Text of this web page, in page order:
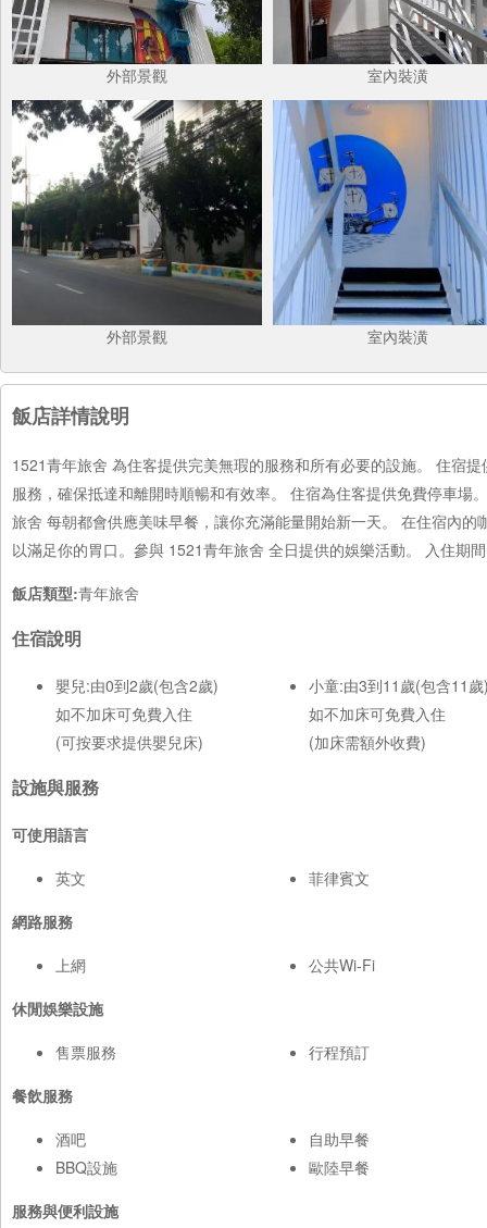
外部景觀 室內裝潢
外部景觀 室內裝潢
飯店詳情說明
1521青年旅舍 為住客提供完美無瑕的服務和所有必要的設施。 住宿
服務，確保抵達和離開時順暢和有效率。 住宿為住客提供免費停車
旅舍 每朝都會供應美味早餐，讓你充滿能量開始新一天。 在住宿內
以滿足你的胃口。參與 1521青年旅舍 全日提供的娛樂活動。 入住期
飯店類型:青年旅舍
住宿說明
嬰兒:由0到2歲(包含2歲)
如不加床可免費入住
(可按要求提供嬰兒床)
小童:由3到11歲(包含11
如不加床可免費入住
(加床需額外收費)
設施與服務
可使用語言
英文
菲律賓文
網路服務
上網
公共Wi-Fi
休閒娛樂設施
售票服務
行程預訂
餐飲服務
酒吧
BBQ設施
自助早餐
歐陸早餐
服務與便利設施